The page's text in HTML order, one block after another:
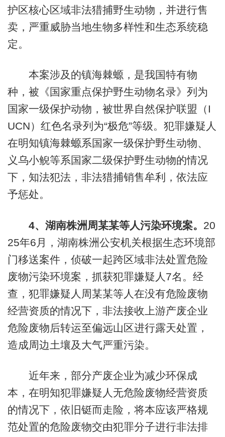
护区核心区域非法猎捕野生动物，并进行售
卖，严重威胁当地生物多样性和生态系统稳
定。
本案涉及的镇海棘螈，是我国特有物
种，被《国家重点保护野生动物名录》列为
国家一级保护动物，被世界自然保护联盟（I
UCN）红色名录列为“极危”等级。犯罪嫌疑人
在明知镇海棘螈系国家一级保护野生动物、
义乌小鲵等系国家二级保护野生动物的情况
下，知法犯法，非法猎捕销售牟利，依法应
予惩处。
4、湖南株洲周某某等人污染环境案。 20
25年6月，湖南株洲公安机关根据生态环境部
门移送案件，侦破一起跨区域非法处置危险
废物污染环境案，抓获犯罪嫌疑人7名。经
查，犯罪嫌疑人周某某等人在没有危险废物
经营资质的情况下，非法接收上游产废企业
危险废物后转运至偏远山区进行露天处置，
造成周边土壤及大气严重污染。
近年来，部分产废企业为减少环保成
本，在明知犯罪嫌疑人无危险废物经营资质
的情况下，依旧铤而走险，将本应该严格规
范处置的危险废物交由犯罪分子进行非法排